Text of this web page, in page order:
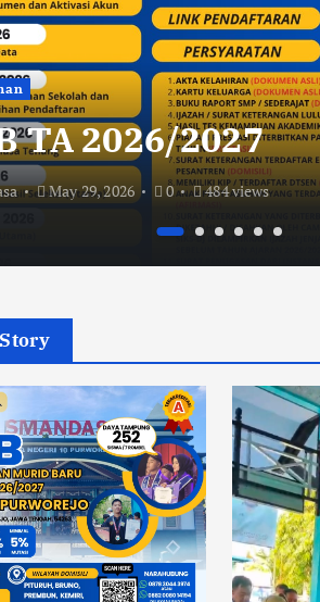
TA 2026/2027
May 29, 2026 0 484 views